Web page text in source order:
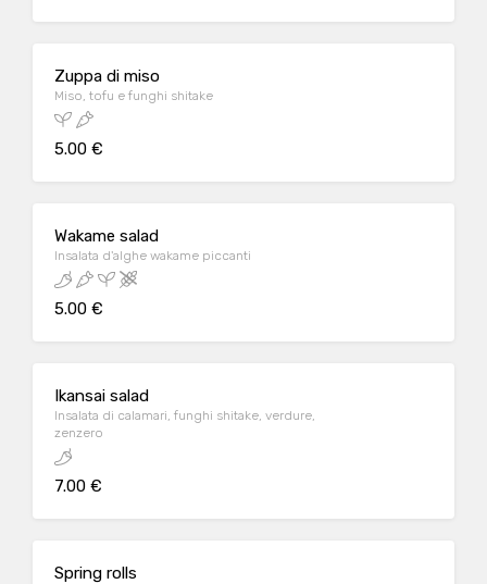
Zuppa di miso
Miso, tofu e funghi shitake
5.00 €
Wakame salad
Insalata d'alghe wakame piccanti
5.00 €
Ikansai salad
Insalata di calamari, funghi shitake, verdure,
zenzero
7.00 €
Spring rolls